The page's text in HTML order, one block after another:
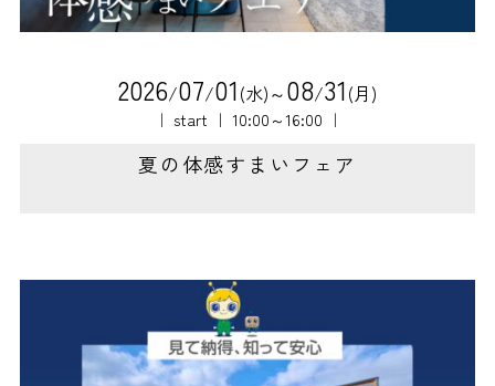
2026/07/01(水)～08/31(月)
｜ start ｜ 10:00～16:00 ｜
夏の体感すまいフェア